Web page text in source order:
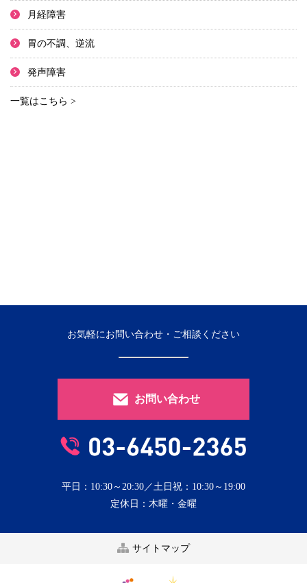
月経障害
胃の不調、逆流
発声障害
一覧はこちら >
お気軽にお問い合わせ・ご相談ください
お問い合わせ
平日：10:30～20:30／土日祝：10:30～19:00
定休日：木曜・金曜
サイトマップ